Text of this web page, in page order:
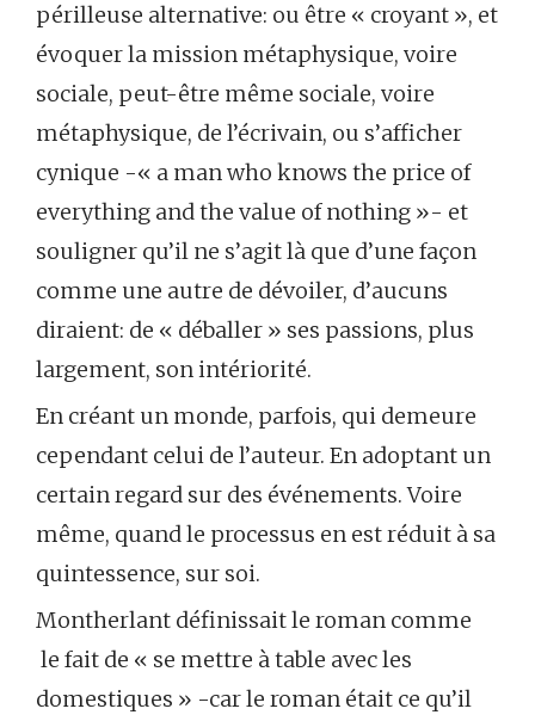
périlleuse alternative: ou être « croyant », et
évoquer la mission métaphysique, voire
sociale, peut-être même sociale, voire
métaphysique, de l’écrivain, ou s’afficher
cynique -« a man who knows the price of
everything and the value of nothing »- et
souligner qu’il ne s’agit là que d’une façon
comme une autre de dévoiler, d’aucuns
diraient: de « déballer » ses passions, plus
largement, son intériorité.
En créant un monde, parfois, qui demeure
cependant celui de l’auteur. En adoptant un
certain regard sur des événements. Voire
même, quand le processus en est réduit à sa
quintessence, sur soi.
Montherlant définissait le roman comme
le fait de « se mettre à table avec les
domestiques » -car le roman était ce qu’il